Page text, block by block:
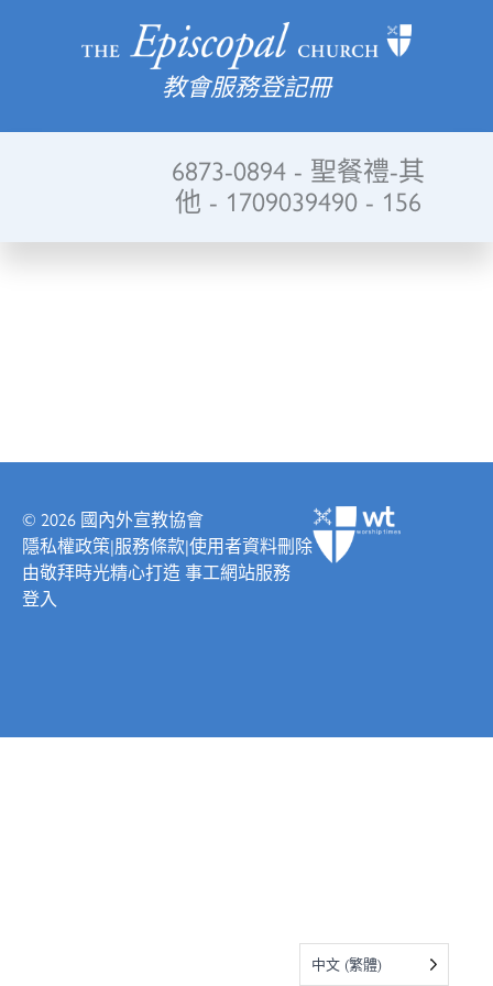
教會服務登記冊
6873-0894 - 聖餐禮-其
他 - 1709039490 - 156
© 2026 國內外宣教協會
隱私權政策|服務條款|使用者資料刪除
由敬拜時光精心打造 事工網站服務
登入
中文 (繁體)